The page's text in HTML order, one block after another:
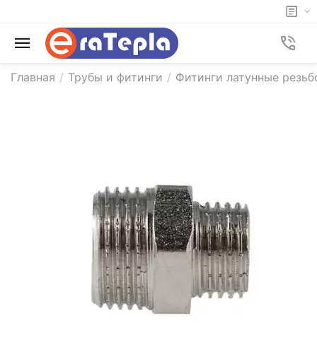
Главная / Трубы и фитинги / Фитинги латунные